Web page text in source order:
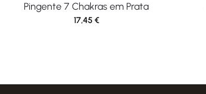
Pingente 7 Chakras em Prata
17,45 €